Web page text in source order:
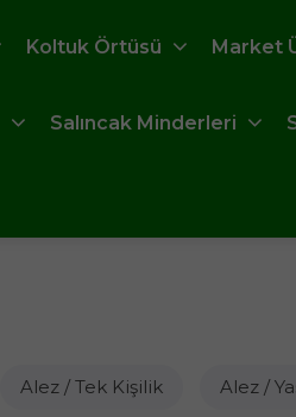
Koltuk Örtüsü Market
Salıncak Minderleri
Alez / Tek Kişilik Alez /